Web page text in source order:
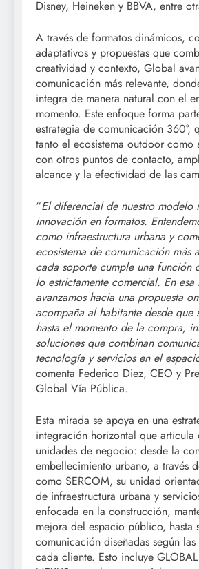
Disney, Heineken y BBVA, entre
A través de formatos dinámicos,
adaptativos y propuestas que
creatividad y contexto, Global
comunicación más relevante,
integra de manera natural con el
momento. Este enfoque forma
estrategia de comunicación 360°,
tanto el ecosistema outdoor como
con otros puntos de contacto,
alcance y la efectividad de las
“El diferencial de nuestro modelo
innovación en formatos.
como infraestructura urbana y
ecosistema de comunicación más
cada soporte cumple una función
lo estrictamente comercial. En esa
avanzamos hacia una propuesta
acompaña al habitante desde que
hasta el momento de la compra,
soluciones que combinan
tecnología y servicios en el
comenta Federico Diez, CEO y
Global Vía Pública.
Esta mirada se apoya en una
integración horizontal que articula
unidades de negocio: desde la
embellecimiento urbano, a través
como SERCOM, su unidad
de infraestructura urbana y
enfocada en la construcción,
mejora del espacio público, hasta
comunicación diseñadas según
cada cliente. Esto incluye